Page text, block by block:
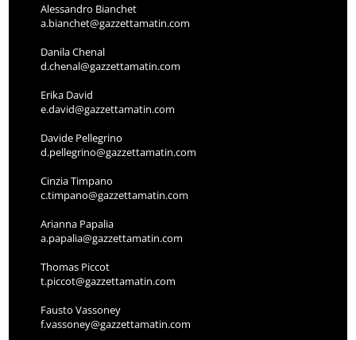
Alessandro Bianchet
a.bianchet@gazzettamatin.com
Danila Chenal
d.chenal@gazzettamatin.com
Erika David
e.david@gazzettamatin.com
Davide Pellegrino
d.pellegrino@gazzettamatin.com
Cinzia Timpano
c.timpano@gazzettamatin.com
Arianna Papalia
a.papalia@gazzettamatin.com
Thomas Piccot
t.piccot@gazzettamatin.com
Fausto Vassoney
f.vassoney@gazzettamatin.com